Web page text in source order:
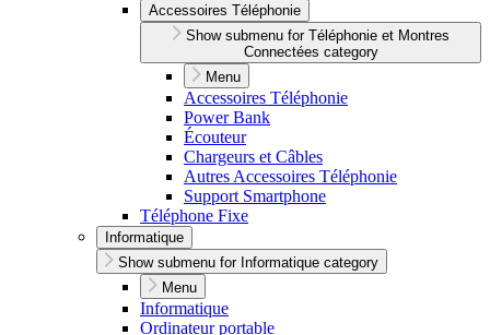
Accessoires Téléphonie
Show submenu for Téléphonie et Montres
Connectées category
Menu
Accessoires Téléphonie
Power Bank
Écouteur
Chargeurs et Câbles
Autres Accessoires Téléphonie
Support Smartphone
Téléphone Fixe
Informatique
Show submenu for Informatique category
Menu
Informatique
Ordinateur portable